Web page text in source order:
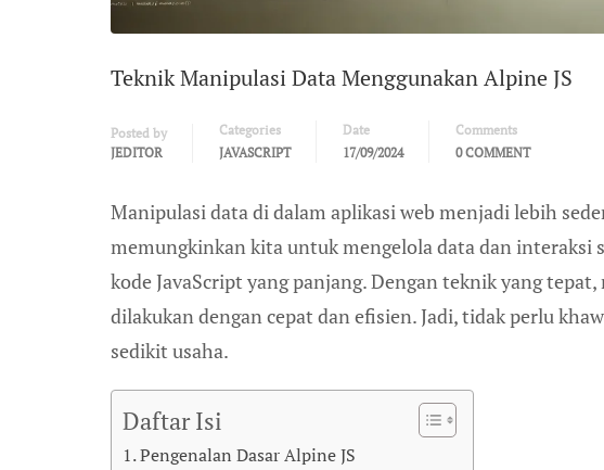
Teknik Manipulasi Data Menggunakan Alpine JS
Posted by
JEDITOR
Categories
JAVASCRIPT
Date
17/09/2024
Comments
0 COMMENT
Manipulasi data di dalam aplikasi web menjadi lebih
memungkinkan kita untuk mengelola data dan interaksi
kode JavaScript yang panjang. Dengan teknik yang
dilakukan dengan cepat dan efisien. Jadi, tidak perlu
sedikit usaha.
Daftar Isi
Pengenalan Dasar Alpine JS